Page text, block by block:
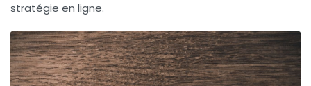
stratégie en ligne.